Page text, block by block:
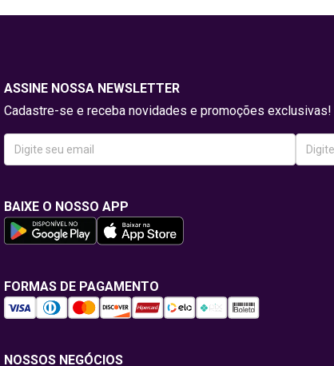
ASSINE NOSSA NEWSLETTER
Cadastre-se e receba novidades e promoções exclusivas!
BAIXE O NOSSO APP
FORMAS DE PAGAMENTO
NOSSOS NEGÓCIOS